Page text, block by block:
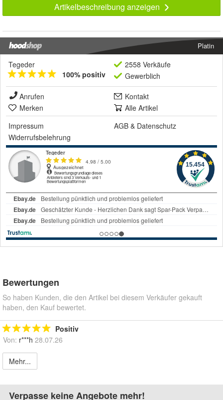
Artikelbeschreibung anzeigen
Platin
Tegeder
100% positiv
2558 Verkäufe
Gewerblich
Anrufen
Kontakt
Merken
Alle Artikel
Impressum
AGB & Datenschutz
Widerrufsbelehrung
Bewertungen
So haben Kunden, die den Artikel bei diesem Verkäufer gekauft
haben, den Kauf bewertet.
Positiv
Von: r***h 28.07.26
Mehr...
Verpasse keine Angebote mehr!